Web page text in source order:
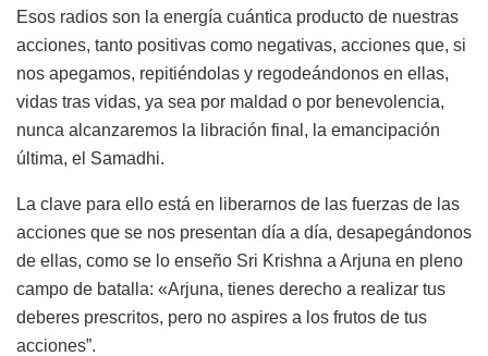
Esos radios son la energía cuántica producto de nuestras
acciones, tanto positivas como negativas, acciones que, si
nos apegamos, repitiéndolas y regodeándonos en ellas,
vidas tras vidas, ya sea por maldad o por benevolencia,
nunca alcanzaremos la libración final, la emancipación
última, el Samadhi.
La clave para ello está en liberarnos de las fuerzas de las
acciones que se nos presentan día a día, desapegándonos
de ellas, como se lo enseño Sri Krishna a Arjuna en pleno
campo de batalla: «Arjuna, tienes derecho a realizar tus
deberes prescritos, pero no aspires a los frutos de tus
acciones”.